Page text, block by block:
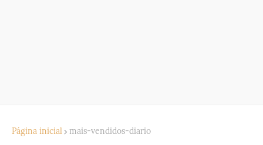
Página inicial mais-vendidos-diario